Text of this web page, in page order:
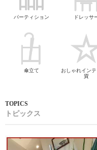
パーティション ドレッサ
傘立て
おしゃれイン
貨
トピックス